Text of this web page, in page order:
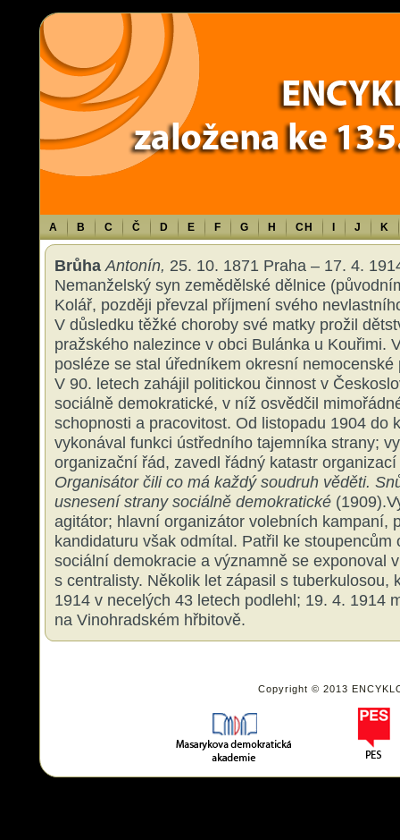
Warning: Use of undefined constant TXT - assumed 'TXT' (this will throw
content/themes/sablona/functions.php
A B C Č D E F G H CH J K
Brůha Antonín, 25. 10. 1871 Praha – 17. 4.
Nemanželský syn zemědělské dělnice
Kolář, později převzal příjmení svého
V důsledku těžké choroby své matky prožil
pražského nalezince v obci Bulánka u Kouřimi.
posléze se stal úředníkem okresní
V 90. letech zahájil politickou činnost v
sociálně demokratické, v níž osvědčil
schopnosti a pracovitost. Od listopadu 1904 do
vykonával funkci ústředního tajemníka strany;
organizační řád, zavedl řádný katastr
Organisátor čili co má každý soudruh věděti.
usnesení strany sociálně demokratické
agitátor; hlavní organizátor volebních kampaní,
kandidaturu však odmítal. Patřil ke stoupencům
sociální demokracie a významně se exponoval
s centralisty. Několik let zápasil s tuberkulosou,
1914 v necelých 43 letech podlehl; 19. 4. 1914
na Vinohradském hřbitově.
Copyright © 2013